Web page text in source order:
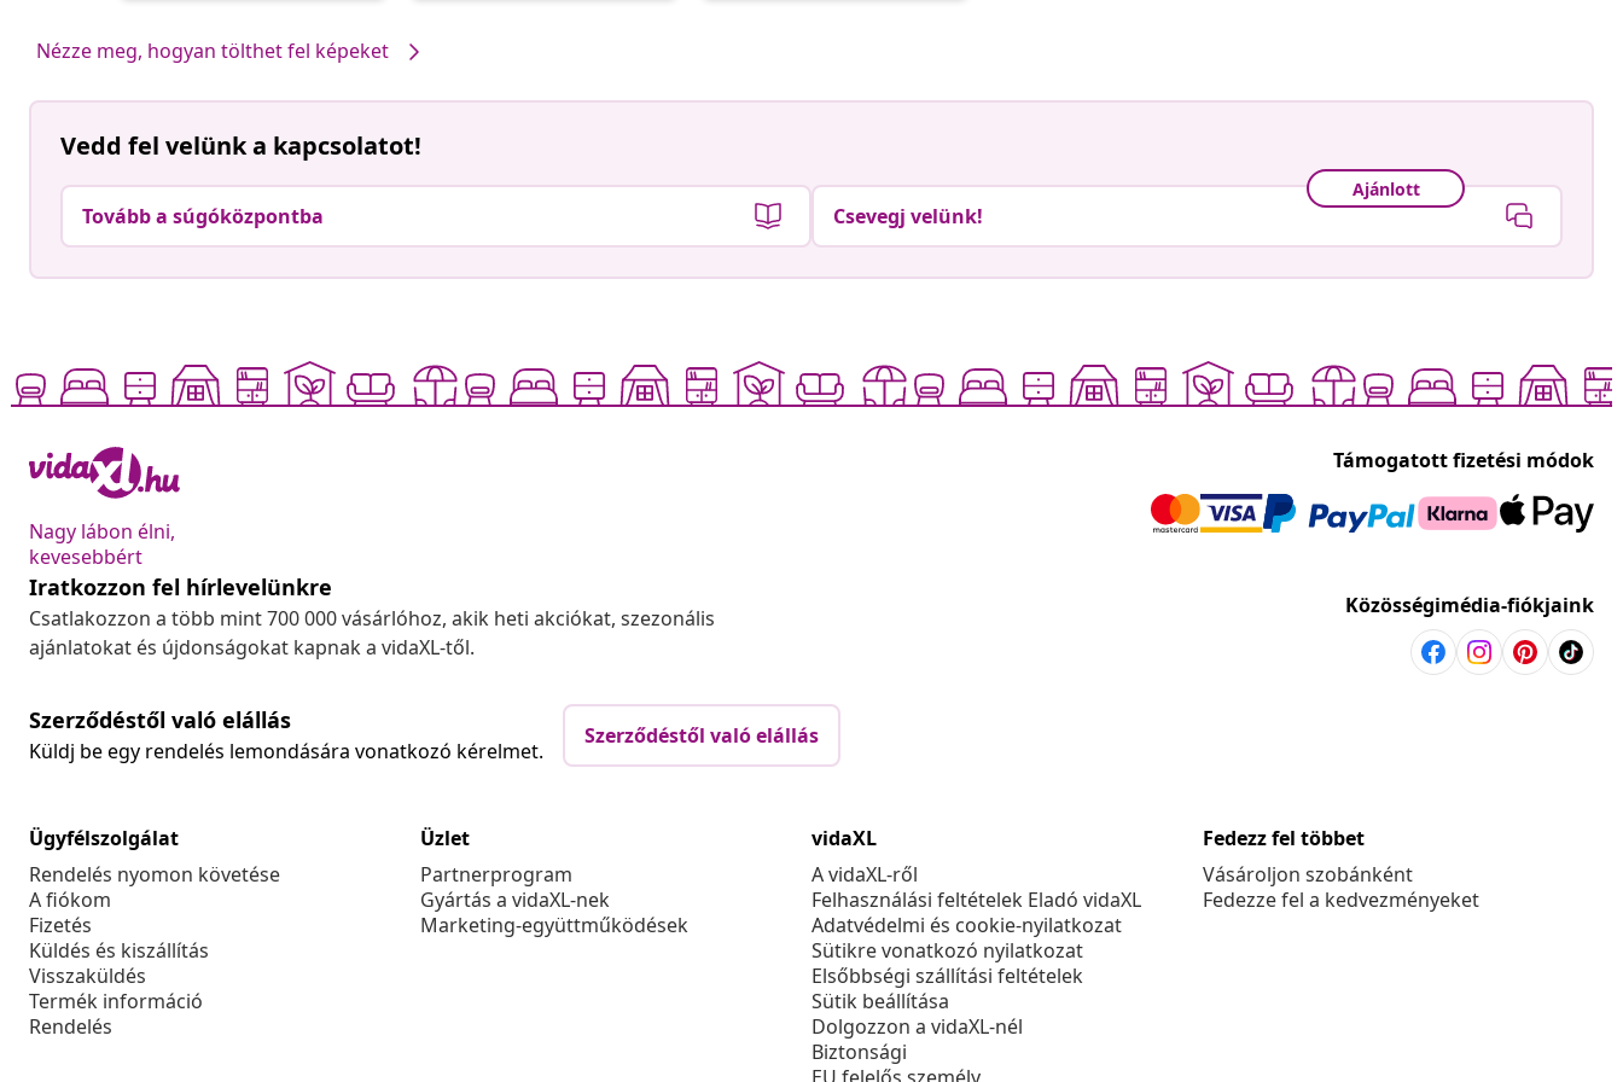
Nézze meg, hogyan tölthet fel képeket
Vedd fel velünk a kapcsolatot!
Tovább a súgóközpontba
Ajánlott
Csevegj velünk!
Nagy lábon élni,
kevesebbért
Támogatott fizetési módok
Iratkozzon fel hírlevelünkre
Csatlakozzon a több mint 700 000 vásárlóhoz, akik heti akciókat, szezonális
ajánlatokat és újdonságokat kapnak a vidaXL-től.
Közösségimédia-fiókjaink
Szerződéstől való elállás
Küldj be egy rendelés lemondására vonatkozó kérelmet.
Szerződéstől való elállás
Ügyfélszolgálat
Rendelés nyomon követése
A fiókom
Fizetés
Küldés és kiszállítás
Visszaküldés
Termék információ
Rendelés
Üzlet
Partnerprogram
Gyártás a vidaXL-nek
Marketing-együttműködések
vidaXL
A vidaXL-ről
Felhasználási feltételek Eladó vidaXL
Adatvédelmi és cookie-nyilatkozat
Sütikre vonatkozó nyilatkozat
Elsőbbségi szállítási feltételek
Sütik beállítása
Dolgozzon a vidaXL-nél
Biztonsági
Fedezz fel többet
Vásároljon szobánként
Fedezze fel a kedvezményeket